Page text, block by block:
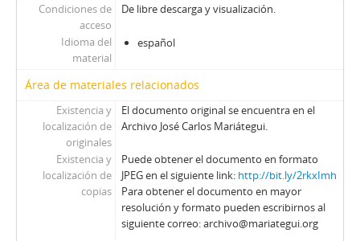
Condiciones de
acceso
De libre descarga y visualización.
Idioma del
material
español
Área de materiales relacionados
Existencia y
localización de
originales
El documento original se encuentra en el
Archivo José Carlos Mariátegui.
Existencia y
localización de
copias
Puede obtener el documento en formato
JPEG en el siguiente link: http://bit.ly/2rkxImh
Para obtener el documento en mayor
resolución y formato pueden escribirnos al
siguiente correo: archivo@mariategui.org